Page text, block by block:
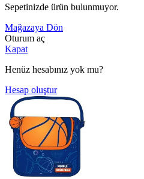
Sepetinizde ürün bulunmuyor.
Mağazaya Dön
Oturum aç
Kapat
Henüz hesabınız yok mu?
Hesap oluştur